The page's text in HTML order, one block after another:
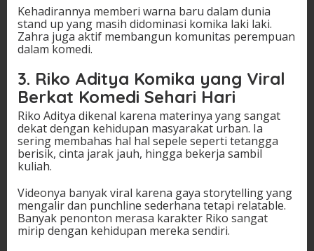
Kehadirannya memberi warna baru dalam dunia
stand up yang masih didominasi komika laki laki.
Zahra juga aktif membangun komunitas perempuan
dalam komedi.
3. Riko Aditya Komika yang Viral
Berkat Komedi Sehari Hari
Riko Aditya dikenal karena materinya yang sangat
dekat dengan kehidupan masyarakat urban. Ia
sering membahas hal hal sepele seperti tetangga
berisik, cinta jarak jauh, hingga bekerja sambil
kuliah.
Videonya banyak viral karena gaya storytelling yang
mengalir dan punchline sederhana tetapi relatable.
Banyak penonton merasa karakter Riko sangat
mirip dengan kehidupan mereka sendiri.